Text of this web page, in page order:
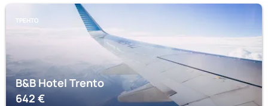
ТРЕНТО
B&B Hotel Trento
642€